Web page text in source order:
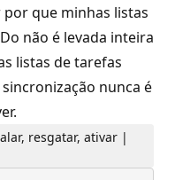
que minhas listas
não é levada inteira
listas de tarefas
nunca é
resgatar, ativar |